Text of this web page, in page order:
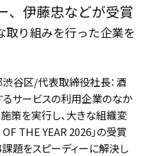
、伊藤忠などが受賞
り組みを行った企業を
渋谷区/代表取締役社長：酒
るサービスの利用企業のなか
策を実行し、大きな組織変
THE YEAR 2026」の受賞
題をスピーディーに解決し